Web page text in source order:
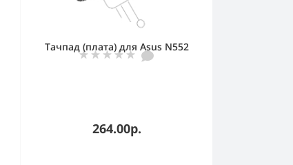
Тачпад (плата) для Asus N552
264.00р.